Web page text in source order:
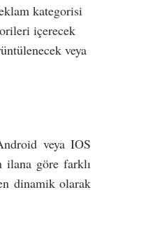
kategorisi
içerecek
veya
veya IOS
ilana göre farklı
dinamik olarak